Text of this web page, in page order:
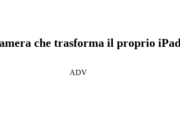
che trasforma il proprio
ADV